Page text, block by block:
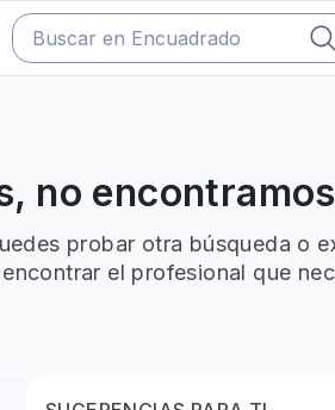
no
probar otra búsqueda o
el profesional que